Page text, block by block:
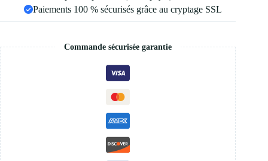
Paiements 100 % sécurisés grâce au cryptage SSL
Commande sécurisée garantie